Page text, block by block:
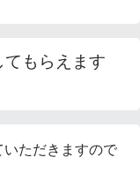
もらえます
ただきますので